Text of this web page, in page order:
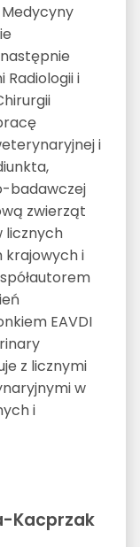
Medycyny
Radiologii i
i
badawczej
zwierząt
licznych
krajowych i
EAVDI
z licznymi
w
i
Kacprzak